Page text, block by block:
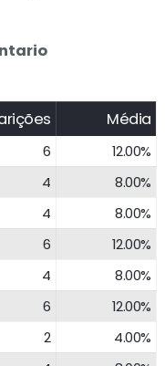
Média
6
12.00%
4
8.00%
4
8.00%
6
12.00%
4
8.00%
6
12.00%
2
4.00%